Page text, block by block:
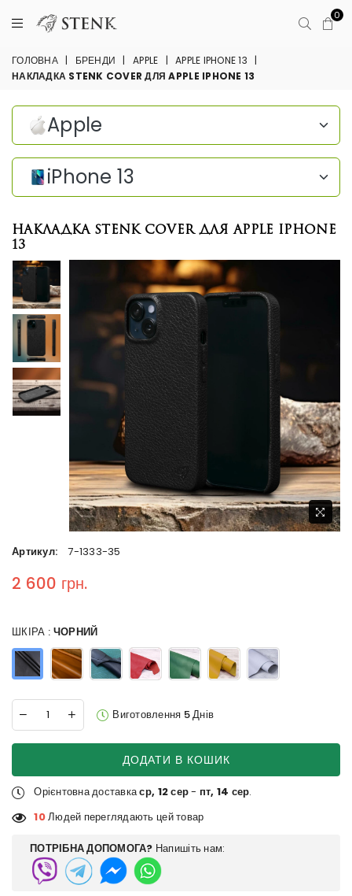
0
ГОЛОВНА | БРЕНДИ | APPLE | APPLE IPHONE 13
|
НАКЛАДКА STENK COVER ДЛЯ APPLE IPHONE 13
Накладка Stenk Cover для Apple iPhone
13
Apple
iPhone 13
Артикул: 7-1333-35
Regular price
2 600 грн.
ШКІРА : ЧОРНИЙ
Виготовлення 5 Днів
ДОДАТИ В КОШИК
Орієнтовна доставкаср, 12 сер- пт, 14 сер.
10Людей переглядають цей товар
ПОТРІБНА ДОПОМОГА? Напишіть нам: